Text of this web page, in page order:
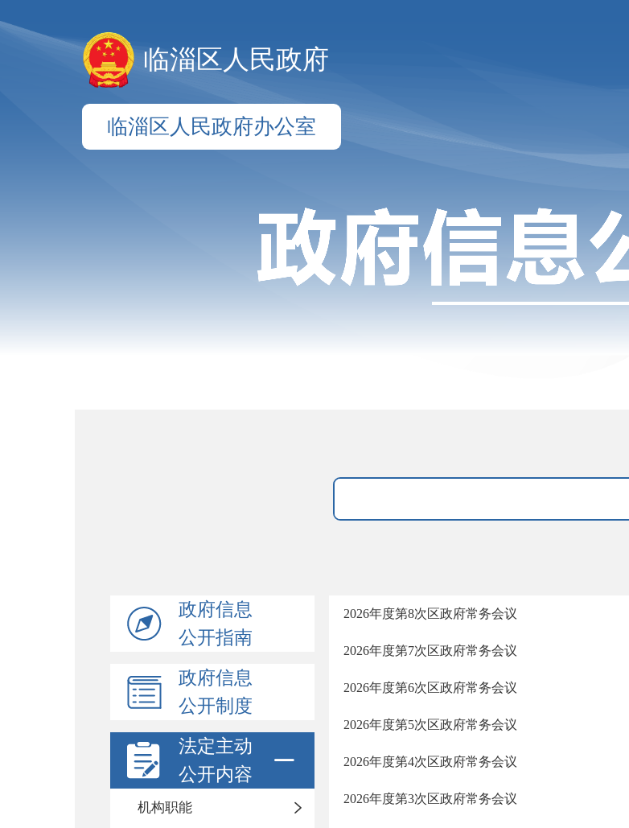
临淄区人民政府
临淄区人民政府办公室
政府信息
公开指南
政府信息
公开制度
法定主动
公开内容
机构职能
2026年度第8次区政府常务会议
2026年度第7次区政府常务会议
2026年度第6次区政府常务会议
2026年度第5次区政府常务会议
2026年度第4次区政府常务会议
2026年度第3次区政府常务会议